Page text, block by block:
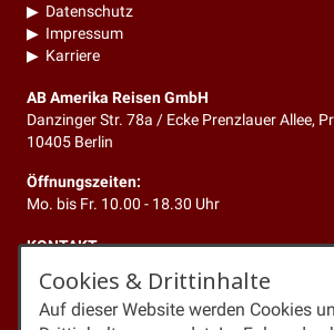
▶ Datenschutz
▶ Impressum
▶ Karriere
AB Amerika Reisen GmbH
Danzinger Str. 78a / Ecke Prenzlauer Allee,
10405 Berlin
Öffnungszeiten:
Mo. bis Fr. 10.00 - 18.30 Uhr
KONTAKT
Telefon: +49 (0)30 4429347
Newsletter: Anmeldung
Cookies & Drittinhalte
Auf dieser Website werden Cookies